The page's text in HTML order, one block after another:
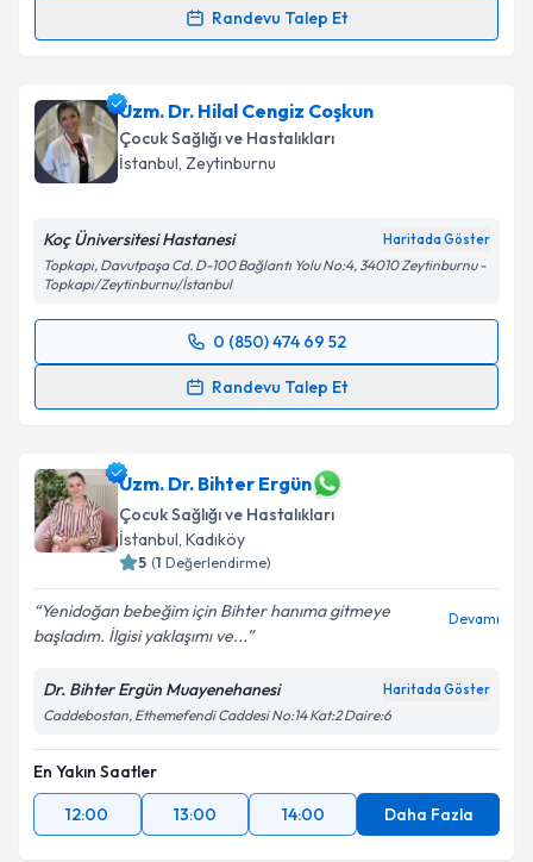
Randevu Talep Et
takvim hazırlandığında e-posta ile bilgilendireceğiz.
E-posta Adresiniz
Kişisel verilerimin işlenmesine ilişkinAydınlatma
Metni
kapsamda işlenmesini kabul ediyorum.
Takvim Talebini Gönder
Uzm. Dr. Hilal Cengiz Coşkun
Çocuk Sağlığı ve Hastalıkları
İstanbul, Zeytinburnu
Koç Üniversitesi Hastanesi Haritada Göster
Topkapı, Davutpaşa Cd. D-100 Bağlantı Yolu No:4, 34010 Zeytinburnu -
Topkapı/Zeytinburnu/İstanbul
0 (850) 474 69 52
Randevu Talep Et
Randevu Takvimi Talebi
için bir takvim hazırlandığında e-posta ile
bilgilendireceğiz.
E-posta Adresiniz
Metni'ni okudum ve kişisel verilerimin belirtilen
kapsamda işlenmesini kabul ediyorum.
Takvim Talebini Gönder
Uzm. Dr. Bihter Ergün
Çocuk Sağlığı ve Hastalıkları
İstanbul, Kadıköy
5 (1 Değerlendirme)
Yenidoğan bebeğim için Bihter hanıma gitmeye
başladım. İlgisi yaklaşımı ve...
Devamı
Dr. Bihter Ergün Muayenehanesi Haritada Göster
Caddebostan, Ethemefendi Caddesi No:14 Kat:2 Daire:6
En Yakın Saatler
12:00
13:00 14:00 Daha Fazla